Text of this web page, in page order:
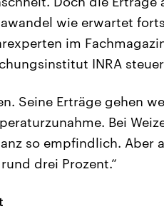
wie erwartet
im
INRA
Seine Erträge gehen
Bei
so empfindlich. Aber
drei Prozent.“